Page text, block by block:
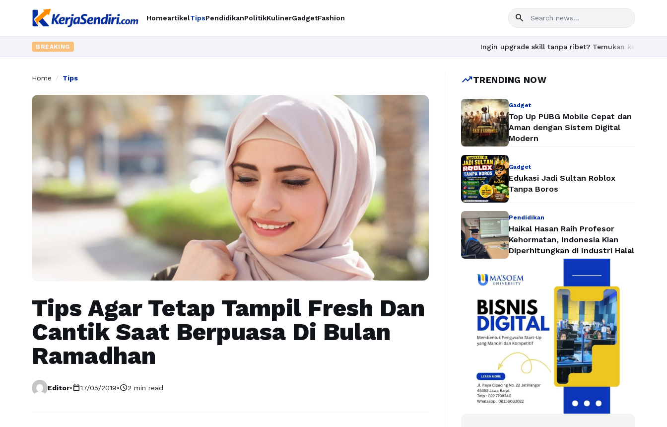
HomeartikelTipsPendidikanPolitikKulinerGadgetFashion search
BREAKING Ingin upgrade skill tanpa ribet? Temukan kelas seru dan
Home / Tips
Tips Agar Tetap Tampil Fresh Dan
Cantik Saat Berpuasa Di Bulan
Ramadhan
Editor•calendar_today17/05/2019•schedule2 min read
trending_upTRENDING NOW
Gadget
Top Up PUBG Mobile Cepat dan
Aman dengan Sistem Digital
Modern
Gadget
Edukasi Jadi Sultan Roblox
Tanpa Boros
Pendidikan
Haikal Hasan Raih Profesor
Kehormatan, Indonesia Kian
Diperhitungkan di Industri Halal